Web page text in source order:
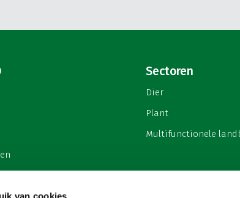
van cookies
Sectoren
Dier
Plant
Multifunctionele